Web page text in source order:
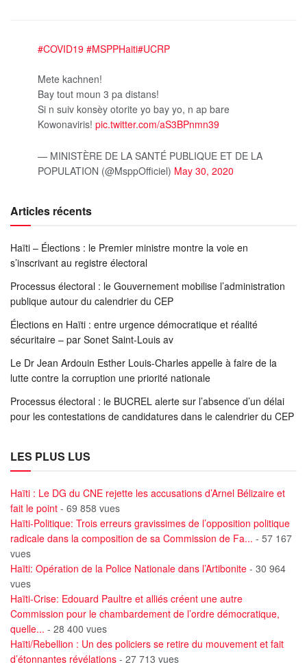
#COVID19 #MSPPHaiti#UCRP
Mete kachnen!
Bay tout moun 3 pa distans!
Si n suiv konsèy otorite yo bay yo, n ap bare
Kowonaviris! pic.twitter.com/aS3BPnmn39
— MINISTÈRE DE LA SANTÉ PUBLIQUE ET DE LA
POPULATION (@MsppOfficiel) May 30, 2020
Articles récents
Haïti – Élections : le Premier ministre montre la voie en
s’inscrivant au registre électoral
Processus électoral : le Gouvernement mobilise l’administration
publique autour du calendrier du CEP
Élections en Haïti : entre urgence démocratique et réalité
sécuritaire – par Sonet Saint-Louis av
Le Dr Jean Ardouin Esther Louis-Charles appelle à faire de la
lutte contre la corruption une priorité nationale
Processus électoral : le BUCREL alerte sur l’absence d’un délai
pour les contestations de candidatures dans le calendrier du CEP
LES PLUS LUS
Haïti : Le DG du CNE rejette les accusations d’Arnel Bélizaire et
fait le point - 69 858 vues
Haïti-Politique: Trois erreurs gravissimes de l’opposition politique
radicale dans la composition de sa Commission de Fa... - 57 167
vues
Haïti: Opération de la Police Nationale dans l’Artibonite - 30 964
vues
Haïti-Crise: Edouard Paultre et alliés créent une autre
Commission pour le chambardement de l’ordre démocratique,
quelle... - 28 400 vues
Haïti/Rebellion : Un des policiers se retire du mouvement et fait
d’étonnantes révélations - 27 713 vues